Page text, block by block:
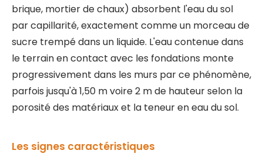
brique, mortier de chaux) absorbent l'eau du sol
par capillarité, exactement comme un morceau de
sucre trempé dans un liquide. L'eau contenue dans
le terrain en contact avec les fondations monte
progressivement dans les murs par ce phénomène,
parfois jusqu'à 1,50 m voire 2 m de hauteur selon la
porosité des matériaux et la teneur en eau du sol.
Les signes caractéristiques